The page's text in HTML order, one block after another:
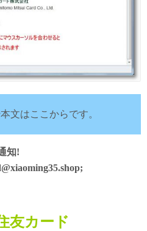
文はここからです。
知!
友カード